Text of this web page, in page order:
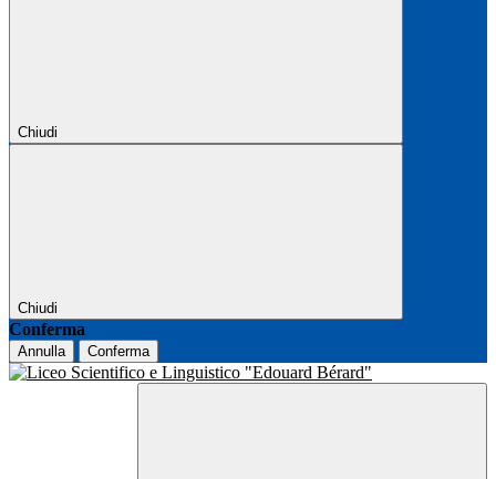
Chiudi
Chiudi
Conferma
Annulla Conferma